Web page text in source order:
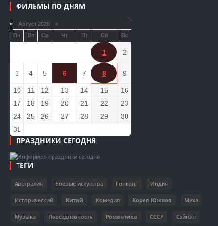
ФИЛЬМЫ ПО ДНЯМ
« Август 2026 »
Пн
Вт Ср Чт Пт Сб Вс
1 2
3 4 5 6 7 8 9
10 11 12 13 14 15
16
17
18 19 20 21 22
23
24
25 26 27 28 29
30
31
ПРАЗДНИКИ СЕГОДНЯ
ТЕГИ
Австралия Боевые искусства Гонконг Индия
Исторический Китай Комедия Корея Южная Меха
Музыка Повседневность Романтика СССР Сэйнэн